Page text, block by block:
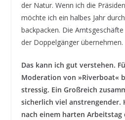
der Natur. Wenn ich die
möchte ich ein halbes Jahr
backpacken. Die
der Doppelgänger übernehmen.
Das kann ich gut verstehen.
Moderation von »Riverboat«
stressig. Ein Großreich
sicherlich viel anstrengender.
nach einem harten Arbeitstag